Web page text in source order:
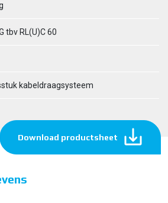
tbv RL(U)C 60
kabeldraagsysteem
Download productsheet